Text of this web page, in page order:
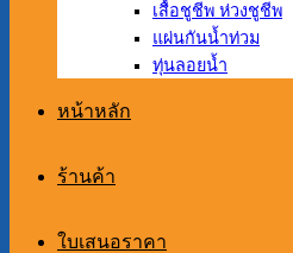
เสื้อชูชีพ ห่วงชูชีพ
แผ่นกันน้ำท่วม
ทุ่นลอยน้ำ
หน้าหลัก
ร้านค้า
ใบเสนอราคา